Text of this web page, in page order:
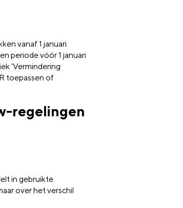
vanaf 1 januari
periode vóór 1 januari
'Vermindering
toepassen of
regelingen
in gebruikte
over het verschil